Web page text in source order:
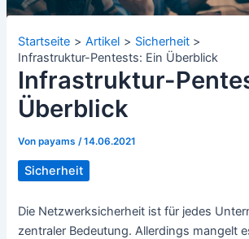
Startseite Artikel
Sicherheit
Infrastruktur-Pentests: Ein Überblick
Infrastruktur-
Überblick
Vonpayams/14.06.2021
Sicherheit
Die Netzwerksicherheit ist für jedes
zentraler Bedeutung. Allerdings mangelt